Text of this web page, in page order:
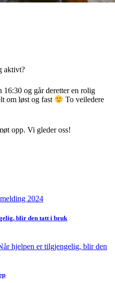
aktivt?
16:30 og går deretter en rolig
om løst og fast
To veiledere
opp. Vi gleder oss!
2024
blir den tatt i bruk
hjelpen er tilgjengelig, blir den